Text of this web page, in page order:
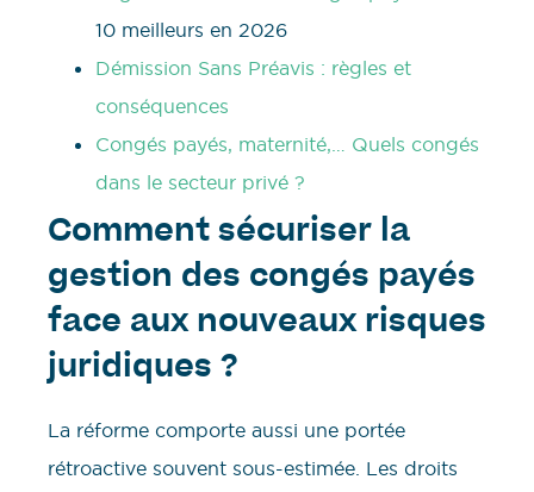
10 meilleurs en 2026
Démission Sans Préavis : règles et
conséquences
Congés payés, maternité,… Quels congés
dans le secteur privé ?
Comment sécuriser la
gestion des congés payés
face aux nouveaux risques
juridiques ?
La réforme comporte aussi une portée
rétroactive souvent sous-estimée. Les droits